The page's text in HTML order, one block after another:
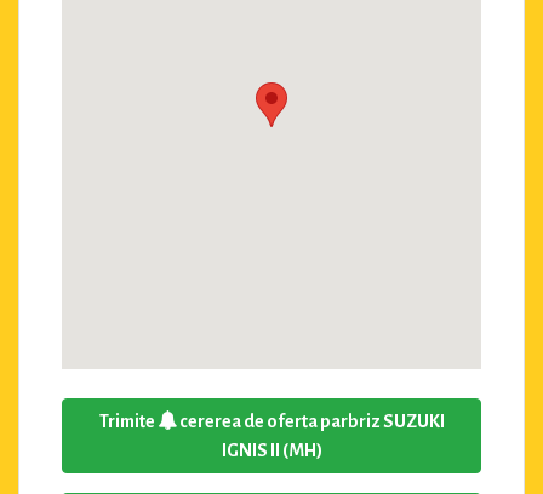
Trimite
cererea de oferta parbriz SUZUKI
IGNIS II (MH)